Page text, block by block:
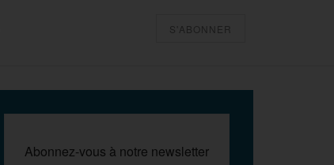
S'ABONNER
Abonnez-vous à notre newsletter